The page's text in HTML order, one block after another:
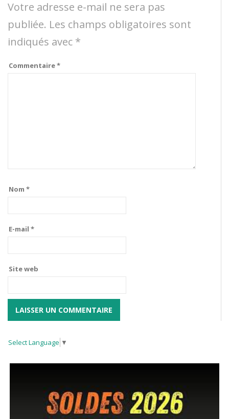
Votre adresse e-mail ne sera pas
publiée. Les champs obligatoires sont
indiqués avec *
Commentaire*
Nom *
E-mail *
Site web
Select Language ▼